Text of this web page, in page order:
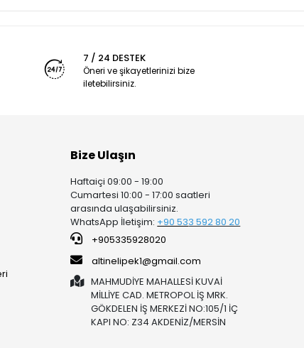
7 / 24 DESTEK
Öneri ve şikayetlerinizi bize
iletebilirsiniz.
Bize Ulaşın
Haftaiçi 09:00 - 19:00
Cumartesi 10:00 - 17:00 saatleri
arasında ulaşabilirsiniz.
WhatsApp İletişim: +90 533 592 80 20
+905335928020
altinelipek1@gmail.com
MAHMUDİYE MAHALLESİ KUVAİ
MİLLİYE CAD. METROPOL İŞ MRK.
GÖKDELEN İŞ MERKEZİ NO:105/1 İÇ
KAPI NO: Z34 AKDENİZ/MERSİN